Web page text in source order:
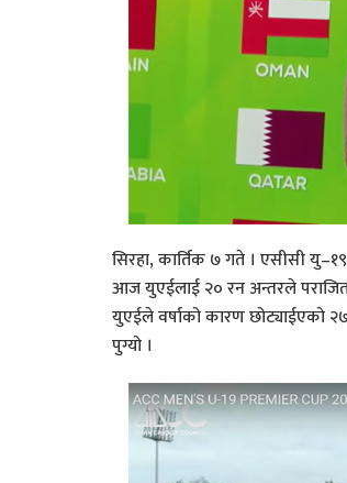
सिरहा, कार्तिक ७ गते । एसीसी
आज युएईलाई २० रन अन्तरले पराजित
युएईले वर्षाको कारण छोट्याईएको
पुग्यो ।